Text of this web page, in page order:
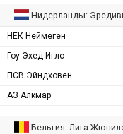
Нидерланды:
НЕК Неймеген
Гоу Эхед Иглс
ПСВ Эйндховен
АЗ Алкмар
Бельгия: Лига